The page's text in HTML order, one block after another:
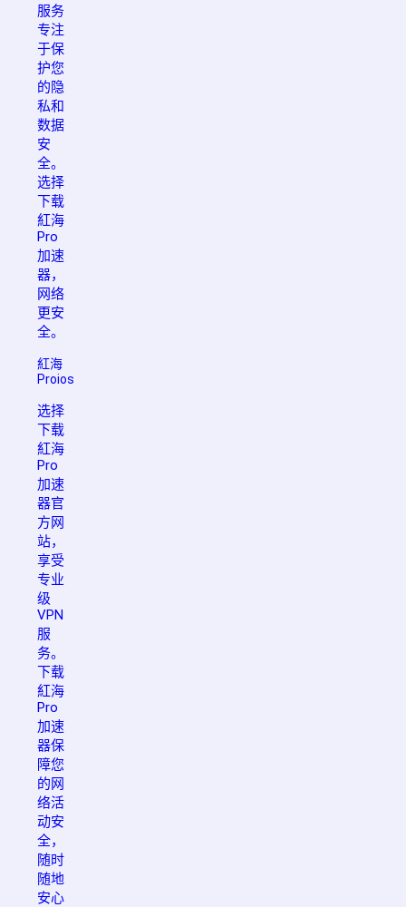
服务
专注
于保
护您
的隐
私和
数据
安
全。
选择
下载
紅海
Pro
加速
器，
网络
更安
全。
紅海
Proios
选择
下载
紅海
Pro
加速
器官
方网
站，
享受
专业
级
VPN
服
务。
下载
紅海
Pro
加速
器保
障您
的网
络活
动安
全，
随时
随地
安心